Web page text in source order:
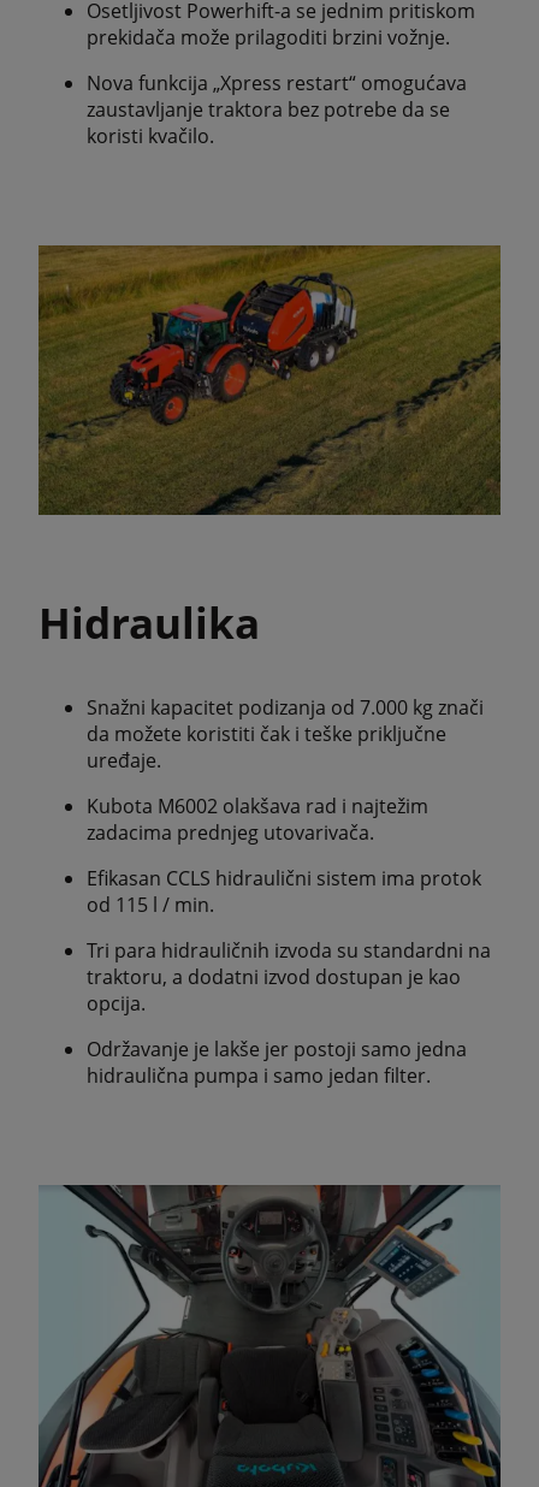
Osetljivost Powerhift-a se jednim pritiskom
prekidača može prilagoditi brzini vožnje.
Nova funkcija „Xpress restart“ omogućava
zaustavljanje traktora bez potrebe da se
koristi kvačilo.
Hidraulika
Snažni kapacitet podizanja od 7.000 kg znači
da možete koristiti čak i teške priključne
uređaje.
Kubota M6002 olakšava rad i najtežim
zadacima prednjeg utovarivača.
Efikasan CCLS hidraulični sistem ima protok
od 115 l / min.
Tri para hidrauličnih izvoda su standardni na
traktoru, a dodatni izvod dostupan je kao
opcija.
Održavanje je lakše jer postoji samo jedna
hidraulična pumpa i samo jedan filter.